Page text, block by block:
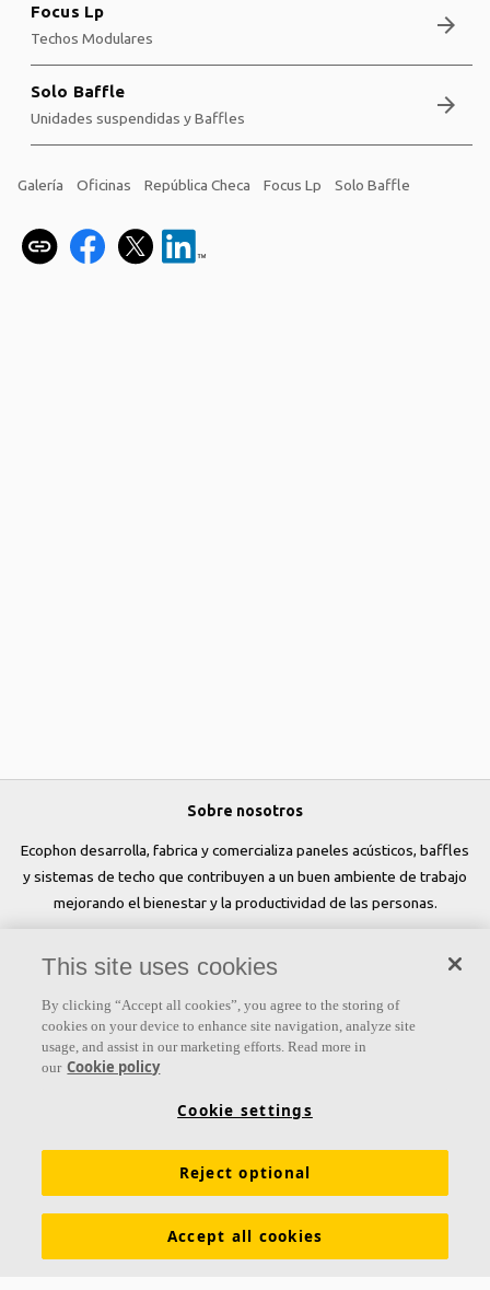
Focus Lp
Techos Modulares arrow_forward
Solo Baffle
Unidades suspendidas y Baffles arrow_forward
Galería Oficinas República Checa Focus Lp Solo Baffle
Sobre nosotros
Ecophon desarrolla, fabrica y comercializa paneles acústicos, baffles
y sistemas de techo que contribuyen a un buen ambiente de trabajo
mejorando el bienestar y la productividad de las personas.
Links
Propiedades funcionales Glosario
Ventilación Difusa Descargar catálogos
This site uses cookies
By clicking “Accept all cookies”, you agree to the storing of
cookies on your device to enhance site navigation, analyze site
usage, and assist in our marketing efforts. Read more in
our Cookie policy
Cookie settings
Reject optional
Accept all cookies